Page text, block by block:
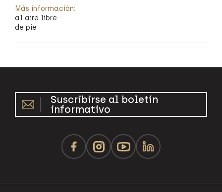
Más información:
al aire libre
de pie
Suscribirse al boletín
informativo